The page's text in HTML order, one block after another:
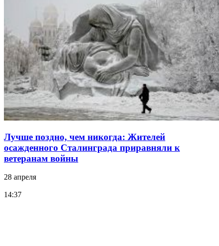
Лучше поздно, чем никогда: Жителей
осажденного Сталинграда приравняли к
ветеранам войны
28 апреля
14:37